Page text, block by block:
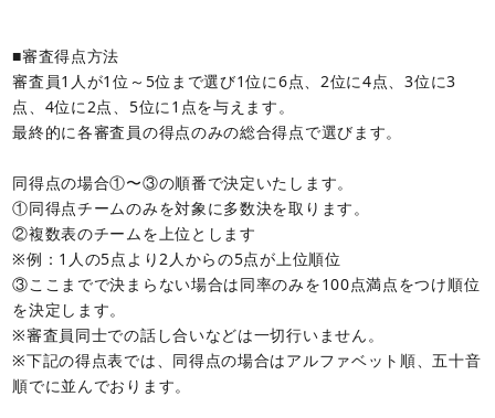
■審査得点方法
審査員1人が1位～5位まで選び1位に6点、2位に4点、3位に3
点、4位に2点、5位に1点を与えます。
最終的に各審査員の得点のみの総合得点で選びます。
同得点の場合①〜③の順番で決定いたします。
①同得点チームのみを対象に多数決を取ります。
②複数表のチームを上位とします
※例：1人の5点より2人からの5点が上位順位
③ここまでで決まらない場合は同率のみを100点満点をつけ順位
を決定します。
※審査員同士での話し合いなどは一切行いません。
※下記の得点表では、同得点の場合はアルファベット順、五十音
順でに並んでおります。